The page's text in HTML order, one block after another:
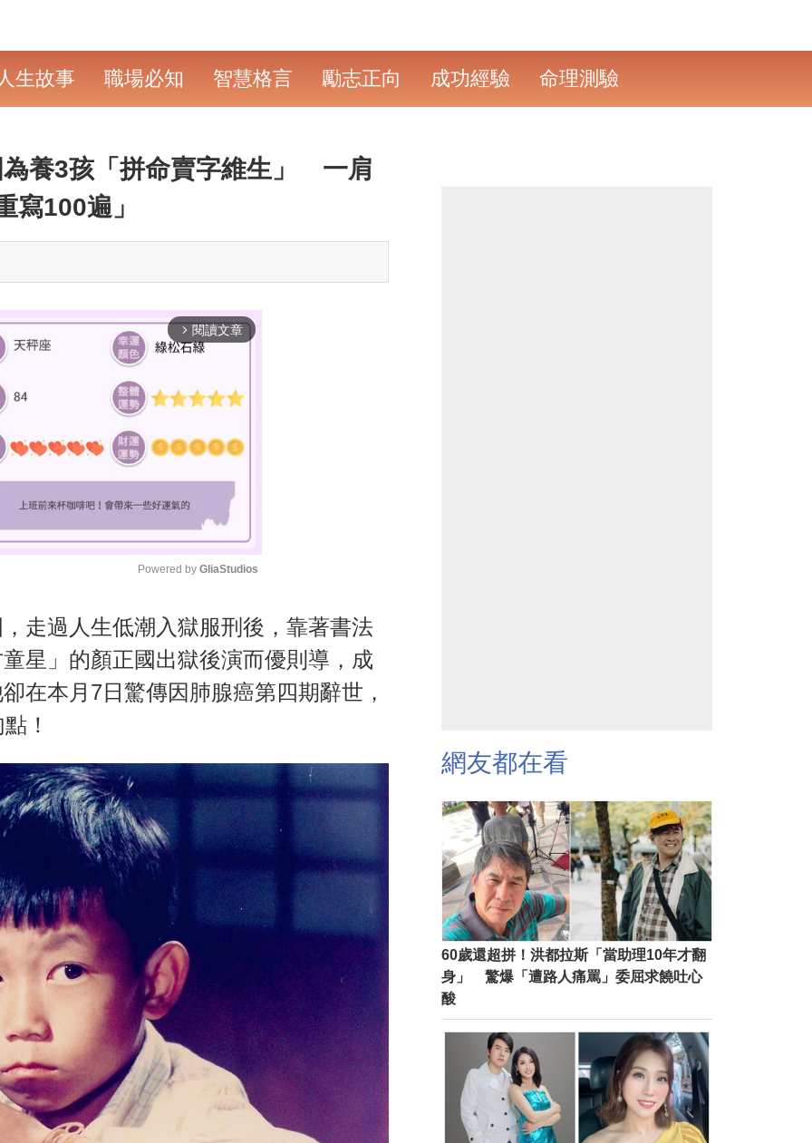
生故事 職場必知 智慧格言 勵志正向 成功經驗 命理測驗
養3孩「拼命賣字維生」 一肩
寫100遍」
arrow_forward_ios 閱讀文章
M
u
t
e
Powered by GliaStudios
走過人生低潮入獄服刑後，靠著書法
星」的顏正國出獄後演而優則導，成
在本月7日驚傳因肺腺癌第四期辭世，
！
網友都在看
60歲還超拼！洪都拉斯「當助理10年才翻
身」 驚爆「遭路人痛罵」委屈求饒吐心
酸